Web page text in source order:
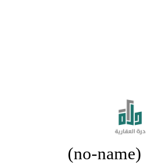
(no-name)